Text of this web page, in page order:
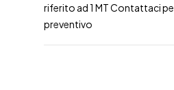
riferito ad 1 MT Contattaci
preventivo